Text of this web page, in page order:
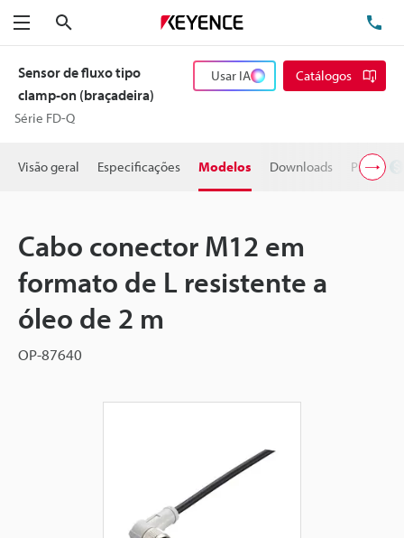
Menu
Sensor de fluxo tipo
clamp-on (braçadeira)
Série FD-Q
Usar IA Catálogos
Visão geral Especificações Modelos Downloads Preço
Cabo conector M12 em
formato de L resistente a
óleo de 2 m
OP-87640